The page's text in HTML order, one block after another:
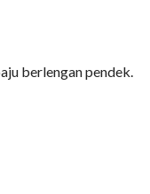
berlengan pendek.